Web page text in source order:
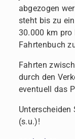
abgezogen
steht bis zu
30.000 km pro
Fahrtenbuch
Fahrten
durch den
eventuell das
Unterscheiden
(s.u.)!